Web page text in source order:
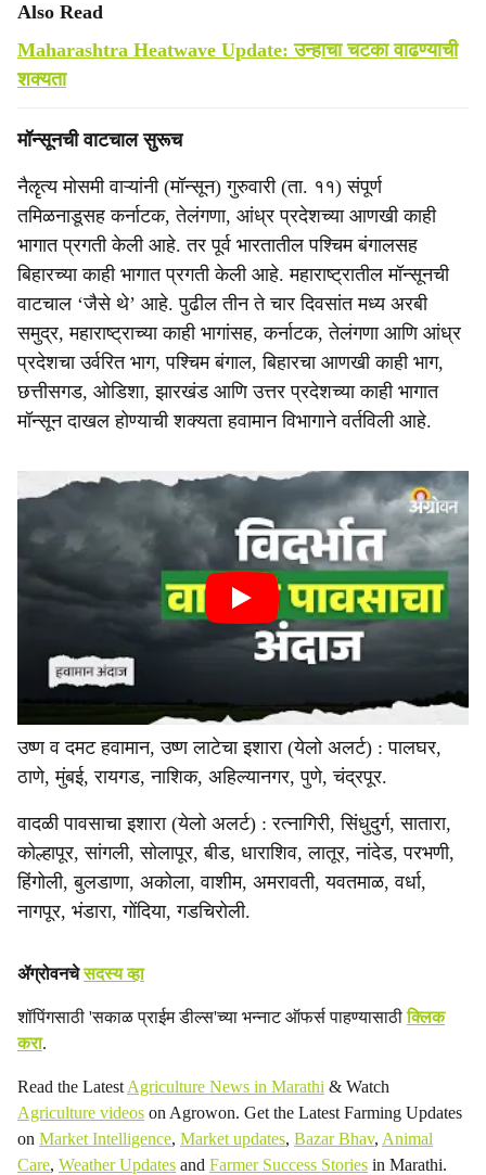
Also Read
Maharashtra Heatwave Update: उन्हाचा चटका वाढण्याची
शक्यता
मॉन्सूनची वाटचाल सुरूच
नैॡत्य मोसमी वाऱ्यांनी (मॉन्सून) गुरुवारी (ता. ११) संपूर्ण
तमिळनाडूसह कर्नाटक, तेलंगणा, आंध्र प्रदेशच्या आणखी काही
भागात प्रगती केली आहे. तर पूर्व भारतातील पश्चिम बंगालसह
बिहारच्या काही भागात प्रगती केली आहे. महाराष्ट्रातील मॉन्सूनची
वाटचाल ‘जैसे थे’ आहे. पुढील तीन ते चार दिवसांत मध्य अरबी
समुद्र, महाराष्ट्राच्या काही भागांसह, कर्नाटक, तेलंगणा आणि आंध्र
प्रदेशचा उर्वरित भाग, पश्चिम बंगाल, बिहारचा आणखी काही भाग,
छत्तीसगड, ओडिशा, झारखंड आणि उत्तर प्रदेशच्या काही भागात
मॉन्सून दाखल होण्याची शक्यता हवामान विभागाने वर्तविली आहे.
उष्ण व दमट हवामान, उष्ण लाटेचा इशारा (येलो अलर्ट) : पालघर,
ठाणे, मुंबई, रायगड, नाशिक, अहिल्यानगर, पुणे, चंद्रपूर.
वादळी पावसाचा इशारा (येलो अलर्ट) : रत्नागिरी, सिंधुदुर्ग, सातारा,
कोल्हापूर, सांगली, सोलापूर, बीड, धाराशिव, लातूर, नांदेड, परभणी,
हिंगोली, बुलडाणा, अकोला, वाशीम, अमरावती, यवतमाळ, वर्धा,
नागपूर, भंडारा, गोंदिया, गडचिरोली.
ॲग्रोवनचेसदस्य व्हा
शॉपिंगसाठी 'सकाळ प्राईम डील्स'च्या भन्नाट ऑफर्स पाहण्यासाठीक्लिक
करा.
Read the Latest Agriculture News in Marathi & Watch
Agriculture videos on Agrowon. Get the Latest Farming Updates
on Market Intelligence, Market updates, Bazar Bhav, Animal
Care, Weather Updates and Farmer Success Stories in Marathi.